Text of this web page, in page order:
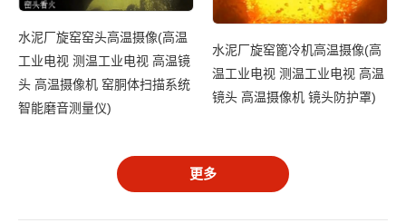
水泥厂旋窑窑头高温摄像(高温
工业电视 测温工业电视 高温镜
头 高温摄像机 窑胴体扫描系统
智能磨音测量仪)
水泥厂旋窑篦冷机高温摄像(高
温工业电视 测温工业电视 高温
镜头 高温摄像机 镜头防护罩)
更多